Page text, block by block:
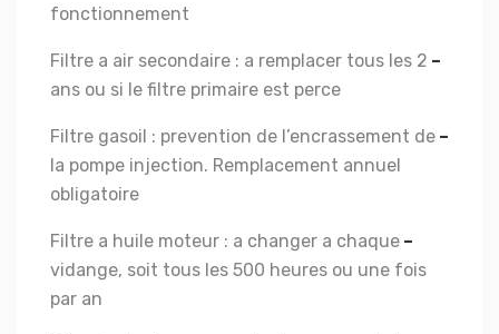
fonctionnement
–
Filtre a air secondaire : a remplacer tous les 2
ans ou si le filtre primaire est perce
–
Filtre gasoil : prevention de l’encrassement de
la pompe injection. Remplacement annuel
obligatoire
–
Filtre a huile moteur : a changer a chaque
vidange, soit tous les 500 heures ou une fois
par an